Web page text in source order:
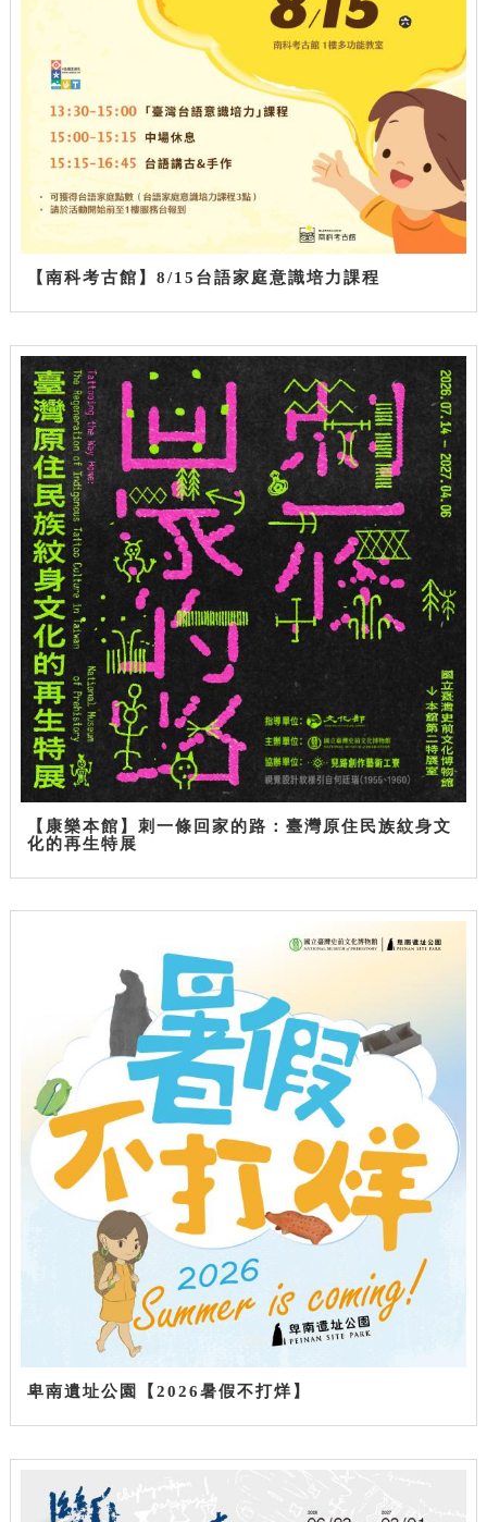
【南科考古館】8/15台語家庭意識培力課程
【康樂本館】刺一條回家的路：臺灣原住民族紋身文
化的再生特展
卑南遺址公園【2026暑假不打烊】